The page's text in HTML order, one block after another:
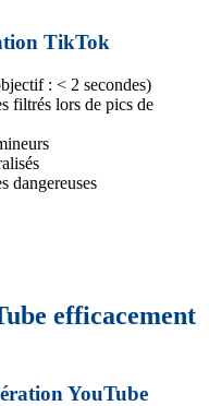
TikTok
: < 2 secondes)
filtrés lors de pics de
dangereuses
efficacement
YouTube